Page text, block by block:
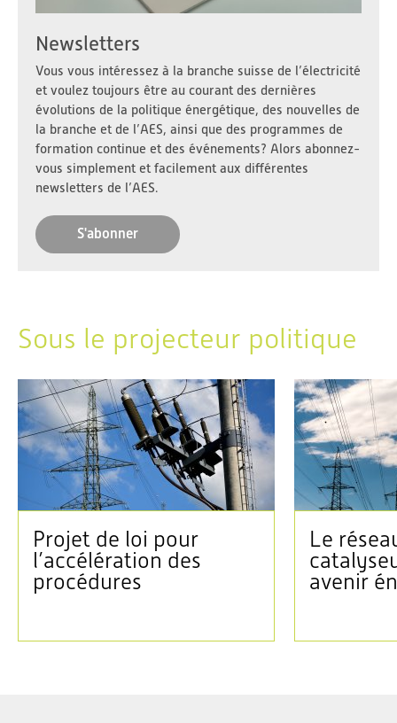
Newsletters
Vous vous intéressez à la branche suisse de l’électricité
et voulez toujours être au courant des dernières
évolutions de la politique énergétique, des nouvelles de
la branche et de l’AES, ainsi que des programmes de
formation continue et des événements? Alors abonnez-
vous simplement et facilement aux différentes
newsletters de l’AES.
S'abonner
Sous le projecteur politique
Projet de loi pour
l’accélération des
procédures
Le
avenir